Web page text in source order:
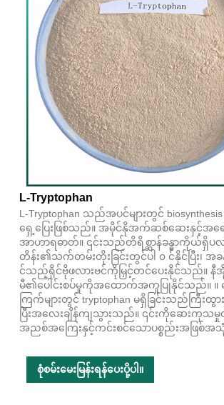
L-Tryptophan
L-Tryptophan သည်အပင်များတွင်
ရှေ့ပြေးဖြစ်သည်။ အမိုင်နိုအက်ဆစ်ဆေးနှင့်အရေ
အာဟာရဓာတ်။ ၎င်းသည်တိရိစ္ဆာန်ခန္ဓာကိုယ်ရှိပလ
တိန်း၏သက်တမ်းတိုးခြင်းတွင်ပါ ၀ င်နိုင်ပြီး၊ အ
င်သည့်ရိုင်ဗိုဖလားဗင်ကိုမြှင့်တင်ပေးနိုင်သည်။ နီ
မီ၏ပေါင်းစပ်မှုကိုအထောက်အကူပြုနိုင်သည်။ ။ မွ
ကြက်များတွင် tryptophan မရှိခြင်းသည်ကြီးထွာ
ပြီးအလေးချိန်ကျသွားသည်။ ၎င်းကိုဆေးကုသ
အညစ်အကြေးနှင့်ကင်းစင်သောပစ္စည်းအဖြစ်အ
စုံစမ်းမေးမြန်းရန်ပေးပို့ပါ။